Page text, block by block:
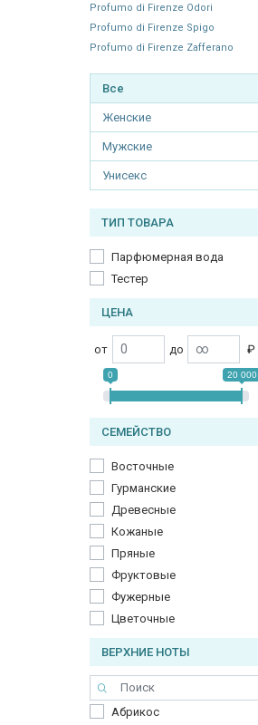
Profumo di Firenze Odori
Profumo di Firenze Spigo
Profumo di Firenze Zafferano
Все
Женские
Мужские
Унисекс
ТИП ТОВАРА
Парфюмерная вода
Тестер
ЦЕНА
от до ₽
0 20 000
СЕМЕЙСТВО
Восточные
Гурманские
Древесные
Кожаные
Пряные
Фруктовые
Фужерные
Цветочные
ВЕРХНИЕ НОТЫ
Абрикос